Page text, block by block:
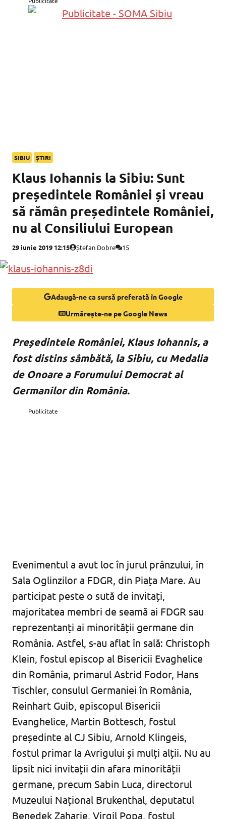
SIBIU ȘTIRI
Klaus Iohannis la Sibiu: Sunt
președintele României și vreau
să rămân președintele României,
nu al Consiliului European
29 iunie 2019 12:15 Ștefan Dobre 15
Adaugă-ne ca sursă preferată în Google
Urmărește-ne pe Google News
Președintele României, Klaus Iohannis, a
fost distins sâmbătă, la Sibiu, cu Medalia
de Onoare a Forumului Democrat al
Germanilor din România.
Publicitate
Evenimentul a avut loc în jurul prânzului, în
Sala Oglinzilor a FDGR, din Piața Mare. Au
participat peste o sută de invitați,
majoritatea membri de seamă ai FDGR sau
reprezentanți ai minorității germane din
România. Astfel, s-au aflat în sală: Christoph
Klein, fostul episcop al Bisericii Evaghelice
din România, primarul Astrid Fodor, Hans
Tischler, consulul Germaniei în România,
Reinhart Guib, episcopul Bisericii
Evanghelice, Martin Bottesch, fostul
președinte al CJ Sibiu, Arnold Klingeis,
fostul primar la Avrigului și mulți alții. Nu au
lipsit nici invitații din afara minorității
germane, precum Sabin Luca, directorul
Muzeului Național Brukenthal, deputatul
Benedek Zaharie, Virgil Popa, fostul